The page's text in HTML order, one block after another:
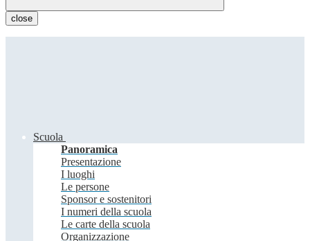
close
Scuola
Panoramica
Presentazione
I luoghi
Le persone
Sponsor e sostenitori
I numeri della scuola
Le carte della scuola
Organizzazione